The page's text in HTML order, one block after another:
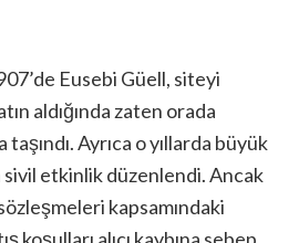
Eusebi Güell, siteyi
aldığında zaten orada
Ayrıca o yıllarda büyük
sivil etkinlik düzenlendi. Ancak
kapsamındaki